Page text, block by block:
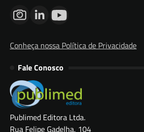
Conheça nossa Política de Privacidade
Fale Conosco
Publimed Editora Ltda.
Rua Felipe Gadelha, 104